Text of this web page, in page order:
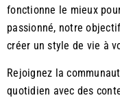
fonctionne le mieux
passionné, notre
créer un style de vie à
Rejoignez la
quotidien avec des